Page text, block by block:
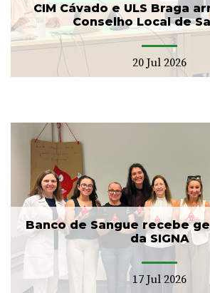
CIM Cávado e ULS Braga
Conselho Local de
20 Jul 2026
Banco de Sangue recebe
da SIGNA
17 Jul 2026